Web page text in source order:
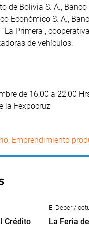
de Bolivia S. A.,
Económico S. A.,
Primera”,
de vehículos.
de 16:00 a 22:00
la Fexpocruz
, Emprendimiento
Crédito
El Deber /
La Feria